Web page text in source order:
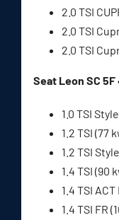
2.0 TSI
2.0 TSI
2.0 TSI
Seat Leon SC 5F
1.0 TSI
1.2 TSI (77
1.2 TSI
1.4 TSI (90
1.4 TSI
1.4 TSI FR